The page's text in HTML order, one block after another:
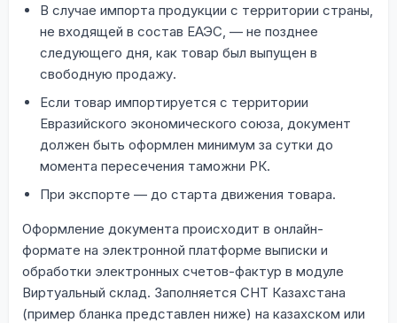
В случае импорта продукции с территории страны,
не входящей в состав ЕАЭС, — не позднее
следующего дня, как товар был выпущен в
свободную продажу.
Если товар импортируется с территории
Евразийского экономического союза, документ
должен быть оформлен минимум за сутки до
момента пересечения таможни РК.
При экспорте — до старта движения товара.
Оформление документа происходит в онлайн-
формате на электронной платформе выписки и
обработки электронных счетов-фактур в модуле
Виртуальный склад. Заполняется СНТ Казахстана
(пример бланка представлен ниже) на казахском или